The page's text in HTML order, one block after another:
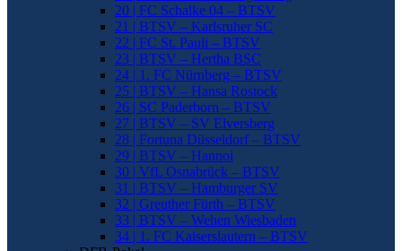
20 | FC Schalke 04 – BTSV
21 | BTSV – Karlsruher SC
22 | FC St. Pauli – BTSV
23 | BTSV – Hertha BSC
24 | 1. FC Nürnberg – BTSV
25 | BTSV – Hansa Rostock
26 | SC Paderborn – BTSV
27 | BTSV – SV Elversberg
28 | Fortuna Düsseldorf – BTSV
29 | BTSV – Hannoi
30 | VfL Osnabrück – BTSV
31 | BTSV – Hamburger SV
32 | Greuther Fürth – BTSV
33 | BTSV – Wehen Wiesbaden
34 | 1. FC Kaiserslautern – BTSV